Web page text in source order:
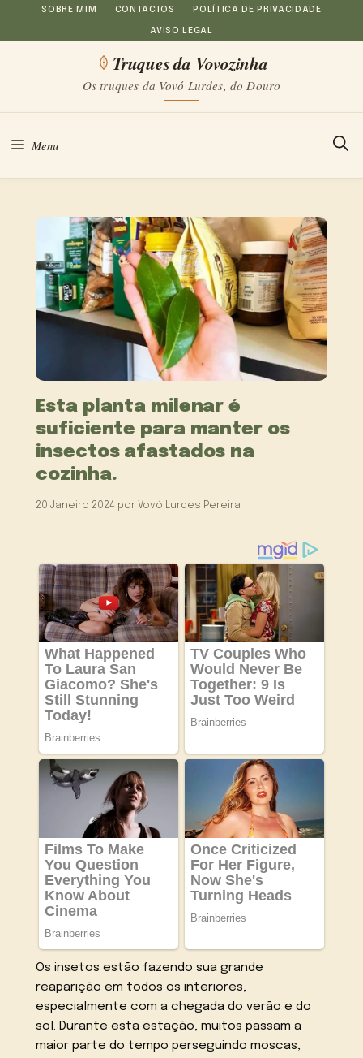
Saltar
para
conteúdo
SOBRE MIM CONTACTOS POLÍTICA DE PRIVACIDADE
AVISO LEGAL
Truques da Vovozinha
Os truques da Vovó Lurdes, do Douro
Menu
Esta planta milenar é
suficiente para manter os
insectos afastados na
cozinha.
20 Janeiro 2024 por Vovó Lurdes Pereira
Os insetos estão fazendo sua grande
reaparição em todos os interiores,
especialmente com a chegada do verão e do
sol. Durante esta estação, muitos passam a
maior parte do tempo perseguindo moscas,